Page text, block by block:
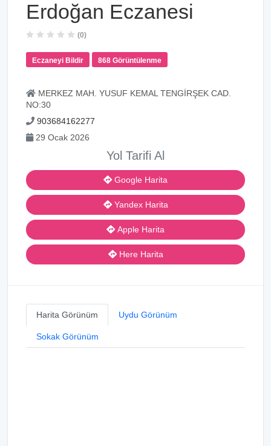
Erdoğan Eczanesi
(0)
Eczaneyi Bildir 868 Görüntülenme
MERKEZ MAH. YUSUF KEMAL TENGİRŞEK CAD.
NO:30
903684162277
29 Ocak 2026
Yol Tarifi Al
Google Harita
Yandex Harita
Apple Harita
Here Harita
Harita Görünüm Uydu Görünüm
Sokak Görünüm